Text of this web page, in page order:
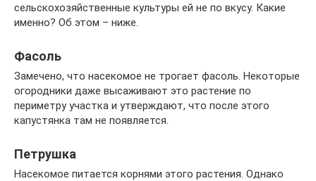
сельскохозяйственные культуры ей не по вкусу. Какие
именно? Об этом – ниже.
Фасоль
Замечено, что насекомое не трогает фасоль. Некоторые
огородники даже высаживают это растение по
периметру участка и утверждают, что после этого
капустянка там не появляется.
Петрушка
Насекомое питается корнями этого растения. Однако